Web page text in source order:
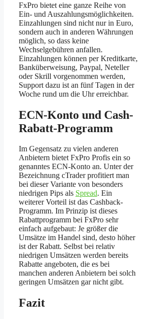
FxPro bietet eine ganze Reihe von
Ein- und Auszahlungsmöglichkeiten.
Einzahlungen sind nicht nur in Euro,
sondern auch in anderen Währungen
möglich, so dass keine
Wechselgebühren anfallen.
Einzahlungen können per Kreditkarte,
Banküberweisung, Paypal, Neteller
oder Skrill vorgenommen werden,
Support dazu ist an fünf Tagen in der
Woche rund um die Uhr erreichbar.
ECN-Konto und Cash-
Rabatt-Programm
Im Gegensatz zu vielen anderen
Anbietern bietet FxPro Profis ein so
genanntes ECN-Konto an. Unter der
Bezeichnung cTrader profitiert man
bei dieser Variante von besonders
niedrigen Pips als Spread. Ein
weiterer Vorteil ist das Cashback-
Programm. Im Prinzip ist dieses
Rabattprogramm bei FxPro sehr
einfach aufgebaut: Je größer die
Umsätze im Handel sind, desto höher
ist der Rabatt. Selbst bei relativ
niedrigen Umsätzen werden bereits
Rabatte angeboten, die es bei
manchen anderen Anbietern bei solch
geringen Umsätzen gar nicht gibt.
Fazit